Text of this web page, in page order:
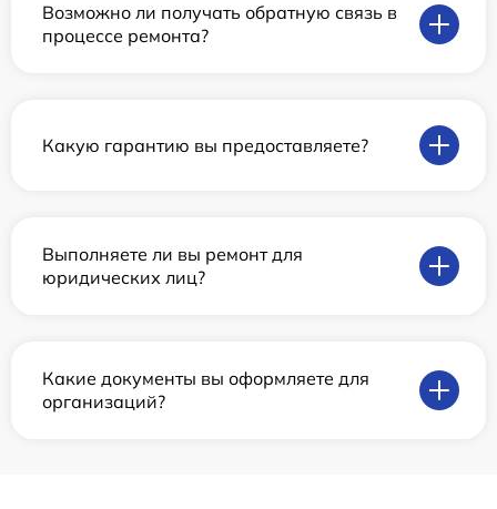
Возможно ли получать обратную связь в
процессе ремонта?
Какую гарантию вы предоставляете?
Выполняете ли вы ремонт для
юридических лиц?
Какие документы вы оформляете для
организаций?